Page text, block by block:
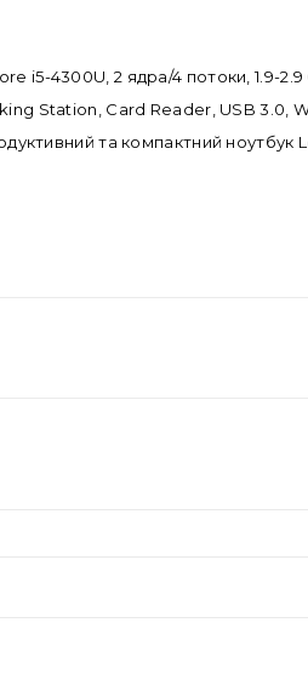
i5-4300U, 2 ядра/4 потоки, 1.9-
Station, Card Reader, USB 3.0,
та компактний